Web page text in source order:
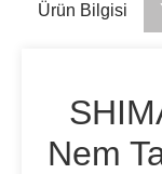
Ürün Bilgisi
Nem